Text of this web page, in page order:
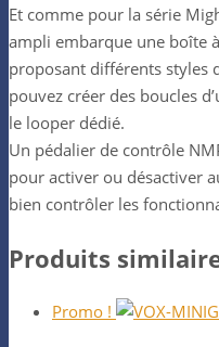
Et comme pour la série
ampli embarque une boîte
proposant différents styles
pouvez créer des boucles
le looper dédié.
Un pédalier de contrôle
pour activer ou désactiver
bien contrôler les
Produits
Promo !